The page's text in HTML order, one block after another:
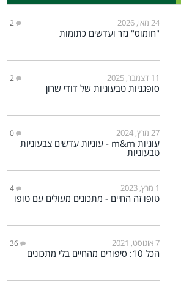
24 מאי, 2026 2
"חומוס" גזר ועדשים כתומות
11 דצמבר, 2025 2
סופגניות טבעוניות של דודי שרון
27 מרץ, 2024 0
עוגיות m&m - עוגיות עדשים צבעוניות
טבעוניות
1 מרץ, 2023 4
טופו זה החיים - מתכונים מעולים עם טופו
7 אוגוסט, 2021 36
הכל 10: סיפורים מהחיים בלי מתכונים